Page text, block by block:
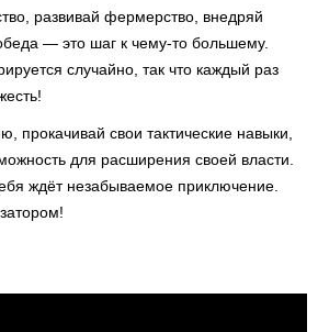
развивай фермерство, внедряй
— это шаг к чему-то большему.
случайно, так что каждый раз
прокачивай свои тактические навыки,
для расширения своей власти.
ждёт незабываемое приключение.